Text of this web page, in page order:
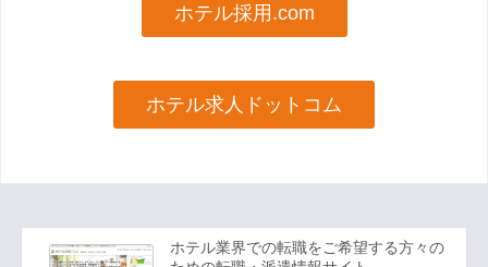
ホテル採用.com
ホテル求人ドットコム
ホテル業界での転職をご希望する方々の